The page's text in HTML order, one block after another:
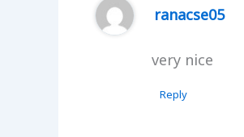
ranacse05
very nice
Reply